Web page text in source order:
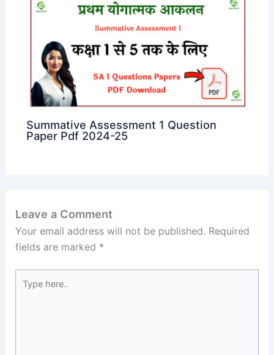
Summative Assessment 1 Question
Paper Pdf 2024-25
Leave a Comment
Your email address will not be published. Required
fields are marked *
here..